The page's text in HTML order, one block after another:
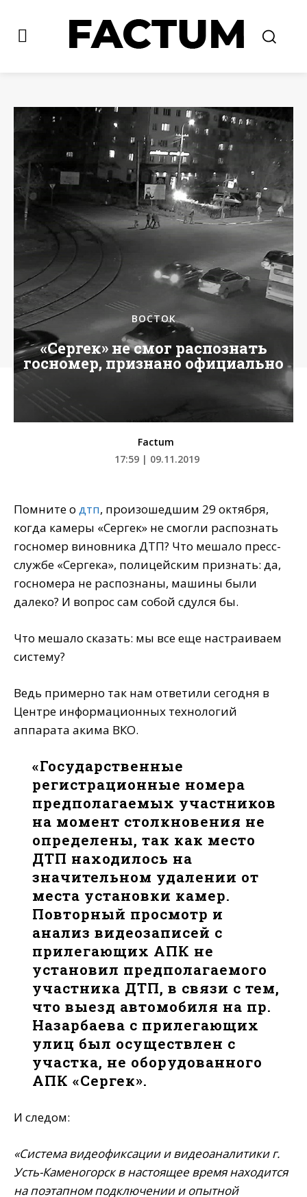
ВОСТОК
«Сергек» не смог распознать
госномер, признано официально
Factum
17:59 | 09.11.2019
Помните о дтп, произошедшим 29 октября,
когда камеры «Сергек» не смогли распознать
госномер виновника ДТП? Что мешало пресс-
службе «Сергека», полицейским признать: да,
госномера не распознаны, машины были
далеко? И вопрос сам собой сдулся бы.
Что мешало сказать: мы все еще настраиваем
систему?
Ведь примерно так нам ответили сегодня в
Центре информационных технологий
аппарата акима ВКО.
«Государственные
регистрационные номера
предполагаемых участников
на момент столкновения не
определены, так как место
ДТП находилось на
значительном удалении от
места установки камер.
Повторный просмотр и
анализ видеозаписей с
прилегающих АПК не
установил предполагаемого
участника ДТП, в связи с тем,
что выезд автомобиля на пр.
Назарбаева с прилегающих
улиц был осуществлен с
участка, не оборудованного
АПК «Сергек».
И следом:
«Система видеофиксации и видеоаналитики г.
Усть-Каменогорск в настоящее время находится
на поэтапном подключении и опытной